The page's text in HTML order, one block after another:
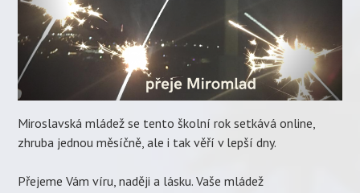
Miroslavská mládež se tento školní rok setkává online,
zhruba jednou měsíčně, ale i tak věří v lepší dny.
Přejeme Vám víru, naději a lásku. Vaše mládež